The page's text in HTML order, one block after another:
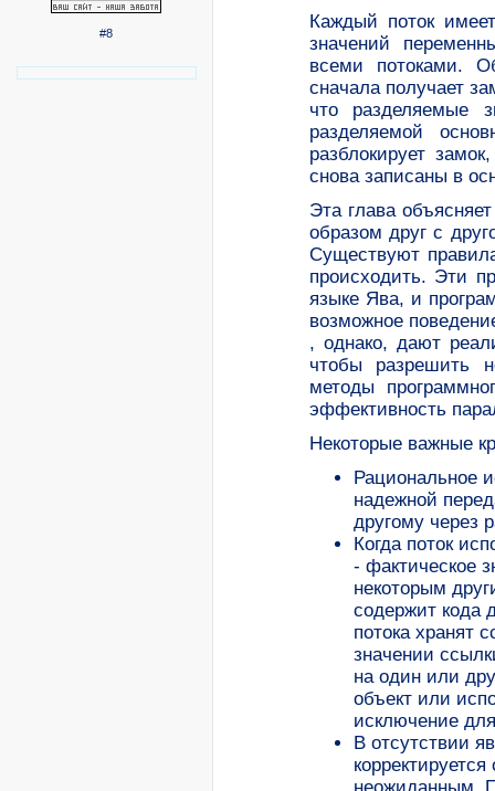
#8
Каждый поток
значений
всеми потоками.
сначала получает
что разделяемые
разделяемой
разблокирует
снова записаны в
Эта глава
образом друг с
Существуют
происходить. Эти
языке Ява, и
возможное
, однако, дают
чтобы разрешить
методы
эффективность
Некоторые важные
Рациональное
надежной
другому через
Когда поток
- фактическое
некоторым
содержит кода
потока хранят
значении
на один или
объект или
исключение
В отсутствии